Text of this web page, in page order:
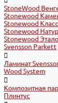
StoneWood
Stonewood
Stonewood
Stonewood
Stonewood
Svensson Parkett
Ламинат
Wood System
Композитная
Плинтус